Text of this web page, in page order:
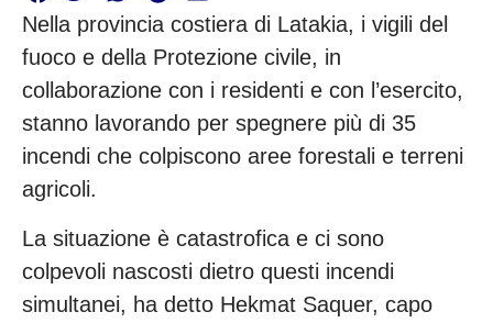
Nella provincia costiera di Latakia, i vigili del
fuoco e della Protezione civile, in
collaborazione con i residenti e con l’esercito,
stanno lavorando per spegnere più di 35
incendi che colpiscono aree forestali e terreni
agricoli.
La situazione è catastrofica e ci sono
colpevoli nascosti dietro questi incendi
simultanei, ha detto Hekmat Saquer, capo